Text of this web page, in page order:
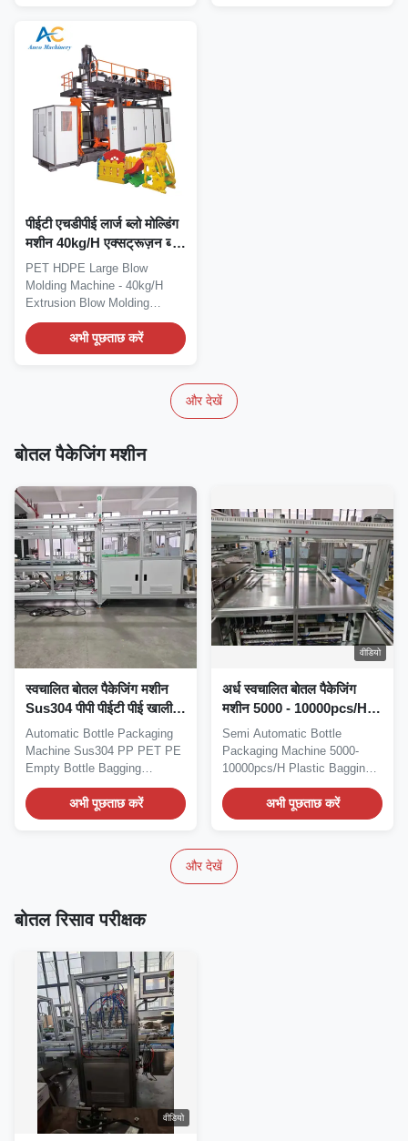
पीईटी एचडीपीई लार्ज ब्लो मोल्डिंग
मशीन 40kg/H एक्सट्रूज़न ब्लो
मोल्डिंग उपकरण
PET HDPE Large Blow
Molding Machine - 40kg/H
Extrusion Blow Molding
Equipment High Efficiency...
अभी पूछताछ करें
और देखें
बोतल पैकेजिंग मशीन
स्वचालित बोतल पैकेजिंग मशीन
Sus304 पीपी पीईटी पीई खाली
बोतल बैगिंग मशीन
Automatic Bottle Packaging
Machine Sus304 PP PET PE
Empty Bottle Bagging
Machine Automatic...
अभी पूछताछ करें
वीडियो
अर्ध स्वचालित बोतल पैकेजिंग
मशीन 5000 - 10000pcs/H
प्लास्टिक बैगिंग मशीन
Semi Automatic Bottle
Packaging Machine 5000-
10000pcs/H Plastic Bagging
Machine Factory direct...
अभी पूछताछ करें
और देखें
बोतल रिसाव परीक्षक
वीडियो